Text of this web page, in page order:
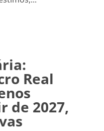
Real
de 2027,